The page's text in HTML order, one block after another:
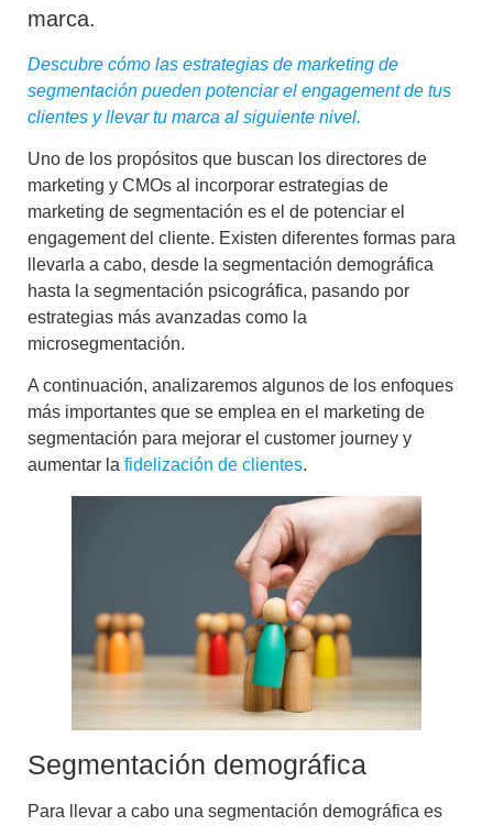
marca.
Descubre cómo las estrategias de marketing de
segmentación pueden potenciar el engagement de tus
clientes y llevar tu marca al siguiente nivel.
Uno de los propósitos que buscan los directores de
marketing y CMOs al incorporar estrategias de
marketing de segmentación es el de potenciar el
engagement del cliente. Existen diferentes formas para
llevarla a cabo, desde la segmentación demográfica
hasta la segmentación psicográfica, pasando por
estrategias más avanzadas como la
microsegmentación.
A continuación, analizaremos algunos de los enfoques
más importantes que se emplea en el marketing de
segmentación para mejorar el customer journey y
aumentar la fidelización de clientes.
Segmentación demográfica
Para llevar a cabo una segmentación demográfica es